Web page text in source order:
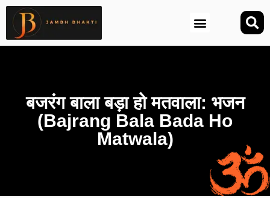
बजरंग बाला बड़ा हो मतवाला: भजन
(Bajrang Bala Bada Ho
Matwala)